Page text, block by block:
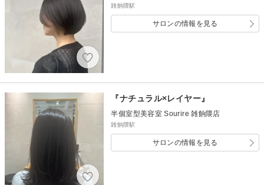
雑餉隈駅
サロンの情報を見る
『ナチュラル×レイヤー』
半個室型美容室 Sourire 雑餉隈店
雑餉隈駅
サロンの情報を見る